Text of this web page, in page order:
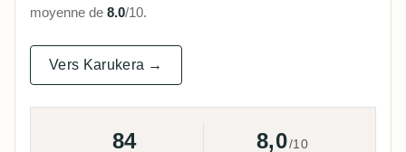
moyenne de 8.0/10.
Vers Karukera →
84 8,0/10